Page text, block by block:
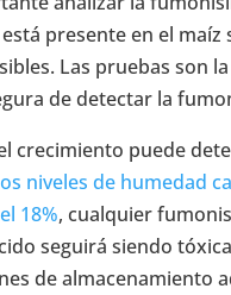
presente en el maíz
Las pruebas son
de detectar la
crecimiento puede
niveles de humedad
18%, cualquier
seguirá siendo
de almacenamiento